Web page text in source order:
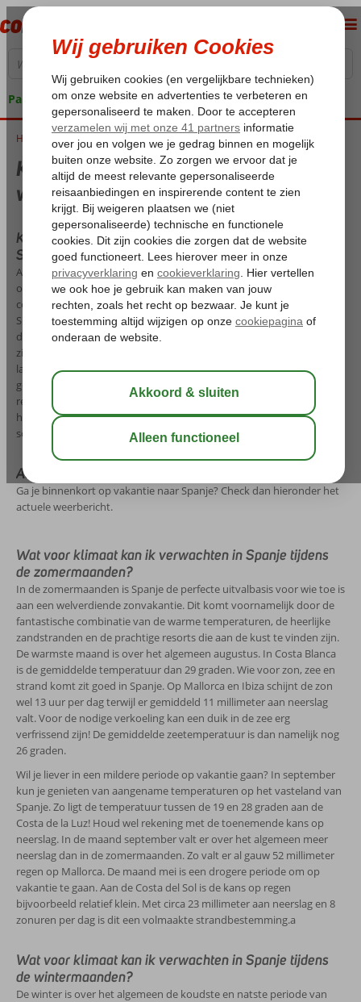
Pakketgarantie
Home Klimaat en temperatuur in Spanje - Het weer in Spanje
Klimaat en temperatuur in Spanje - Het
weer in Spanje
Klimaat en temperatuur in Spanje - Wat is het weer in
Spanje?
Als je op vakantie naar Spanje gaat, dan wil je natuurlijk graag weten
of het lekker weer wordt. Het is handig om vooraf even te
controleren welke periode het meest geschikt is voor zonnig Spanje.
Spanje is voornamelijk bekend vanwege het geweldige klimaat aan
de oostkust waardoor veel toeristen deze als de perfecte uitvalbasis
zien. Echter kan het weer zeer divers zijn vanwege de grootte van het
land. In de onderstaande grafieken zie je in één oogopslag de
gemiddelde temperatuur van een aantal populaire eilanden en
regio’s van Spanje. Met deze handige informatie heb je meteen een
helder beeld wat de beste maanden zijn voor jouw zonvakantie naar
schitterend Spanje.
Actuele weersverwachting Spanje
Ga je binnenkort op vakantie naar Spanje? Check dan hieronder het
actuele weerbericht.
Wat voor klimaat kan ik verwachten in Spanje tijdens
de zomermaanden?
In de zomermaanden is Spanje de perfecte uitvalbasis voor wie toe is
aan een welverdiende zonvakantie. Dit komt voornamelijk door de
fantastische combinatie van de warme temperaturen, de heerlijke
zandstranden en de prachtige resorts die aan de kust te vinden zijn.
De warmste maand is over het algemeen augustus. In Costa Blanca
is de gemiddelde temperatuur dan 29 graden. Wie voor zon, zee en
strand komt zit goed in Spanje. Op Mallorca en Ibiza schijnt de zon
wel 13 uur per dag terwijl er gemiddeld 11 millimeter aan neerslag
valt. Voor de nodige verkoeling kan een duik in de zee erg
verfrissend zijn! De gemiddelde zeetemperatuur is dan namelijk nog
26 graden.
Wil je liever in een mildere periode op vakantie gaan? In september
kun je genieten van aangename temperaturen op het vasteland van
Spanje. Zo ligt de temperatuur tussen de 19 en 28 graden aan de
Costa de la Luz! Houd wel rekening met de toenemende kans op
neerslag. In de maand september valt er over het algemeen meer
neerslag dan in de zomermaanden. Zo valt er al gauw 52 millimeter
regen op Mallorca. De maand mei is een drogere periode om op
vakantie te gaan. Aan de Costa del Sol is de kans op regen
bijvoorbeeld relatief klein. Met circa 23 millimeter aan neerslag en 8
zonuren per dag is dit een volmaakte strandbestemming.a
Wat voor klimaat kan ik verwachten in Spanje tijdens
de wintermaanden?
De winter is over het algemeen de koudste en natste periode van